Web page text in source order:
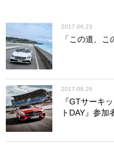
2017.06.23
「この道、
2017.06.26
『GTサーキ
トDAY』参加